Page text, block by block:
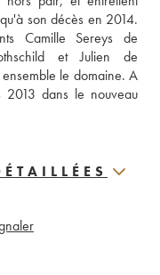
son décès en 2014.
Camille Sereys de
et Julien de
le domaine. A
2013 dans le nouveau